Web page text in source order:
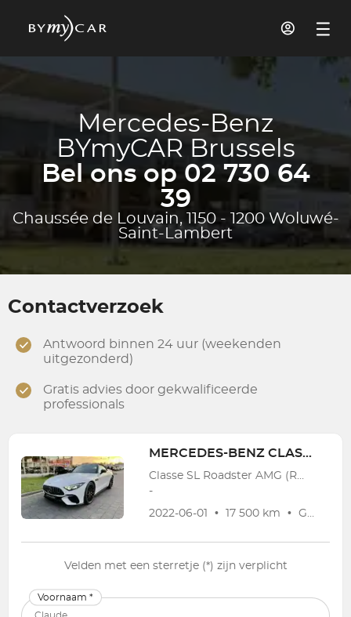
Mercedes-Benz
BYmyCAR Brussels
Bel ons op 02 730 64
39
Chaussée de Louvain, 1150 - 1200 Woluwé-
Saint-Lambert
Contactverzoek
Antwoord binnen 24 uur (weekenden
uitgezonderd)
Gratis advies door gekwalificeerde
professionals
MERCEDES-BENZ CLASSE SL
Classe SL Roadster AMG (R232) SL Roadster AMG 63 4-Matic+
-
2022-06-01 • 17 500 km • Garantie
Velden met een sterretje (*) zijn verplicht
Voornaam *